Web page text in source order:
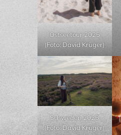
Ostseetour 2025
(Foto: David Krüger)
Schweden 2025
(Foto: David Krüger)